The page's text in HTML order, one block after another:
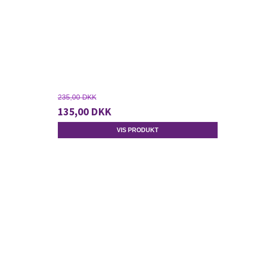
235,00 DKK
135,00 DKK
VIS PRODUKT